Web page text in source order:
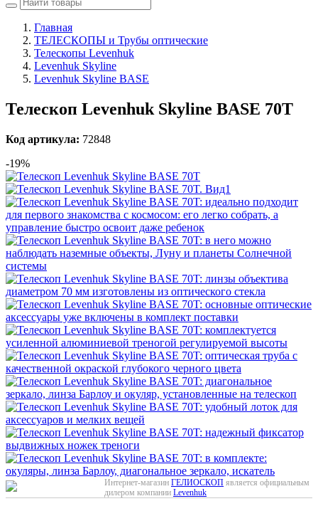
Главная
ТЕЛЕСКОПЫ и Трубы оптические
Телескопы Levenhuk
Levenhuk Skyline
Levenhuk Skyline BASE
Телескоп Levenhuk Skyline BASE 70T
Код артикула: 72848
-19%
Интернет-магазин ГЕЛИОСКОП является официальным
дилером компании Levenhuk